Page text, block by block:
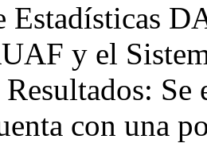
Estadísticas
y el
Se
con una